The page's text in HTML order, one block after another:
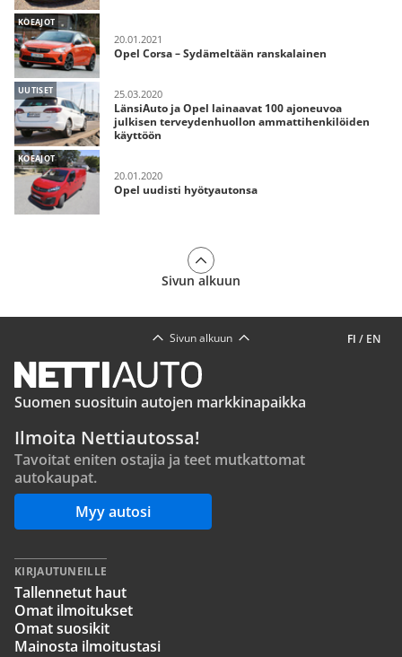
KOEAJOT
20.01.2021
Opel Corsa – Sydämeltään ranskalainen
UUTISET 25.03.2020
LänsiAuto ja Opel lainaavat 100 ajoneuvoa
julkisen terveydenhuollon ammattihenkilöiden
käyttöön
KOEAJOT
20.01.2020
Opel uudisti hyötyautonsa
Sivun alkuun
FI / EN
Sivun alkuun
Suomen suosituin autojen markkinapaikka
Ilmoita Nettiautossa!
Tavoitat eniten ostajia ja teet mutkattomat
autokaupat.
Myy autosi
KIRJAUTUNEILLE
Tallennetut haut
Omat ilmoitukset
Omat suosikit
Mainosta ilmoitustasi